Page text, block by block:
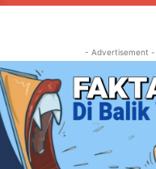
- Advertisement -